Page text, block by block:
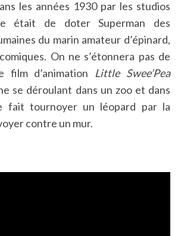
les années 1930 par les studios
était de doter Superman des
du marin amateur d’épinard,
On ne s’étonnera pas de
film d’animation Little Swee’Pea
se déroulant dans un zoo et dans
fait tournoyer un léopard par la
contre un mur.